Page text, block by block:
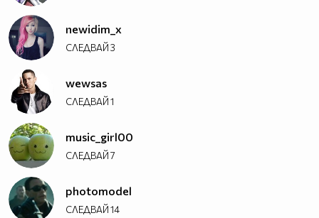
newidim_x
СЛЕДВАЙ3
wewsas
СЛЕДВАЙ1
music_girl00
СЛЕДВАЙ7
photomodel
СЛЕДВАЙ14